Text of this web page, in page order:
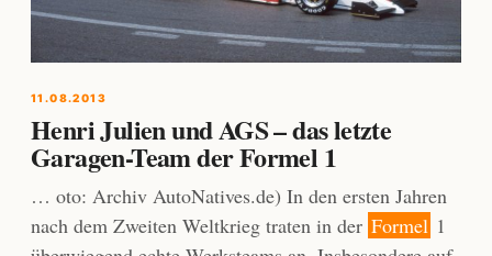
11.08.2013
Henri Julien und AGS – das letzte
Garagen-Team der Formel 1
… oto: Archiv AutoNatives.de) In den ersten Jahren
nach dem Zweiten Weltkrieg traten in der Formel 1